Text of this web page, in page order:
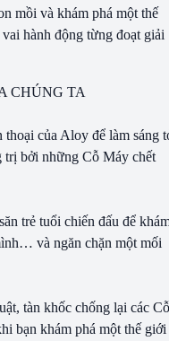
mồi và khám phá một thế
hành động từng đoạt giải
CHÚNG TA
của Aloy để làm sáng
trị bởi những Cỗ Máy chết
trẻ tuổi chiến đấu để
và ngăn chặn một mối
tàn khốc chống lại các Cỗ
bạn khám phá một thế giới